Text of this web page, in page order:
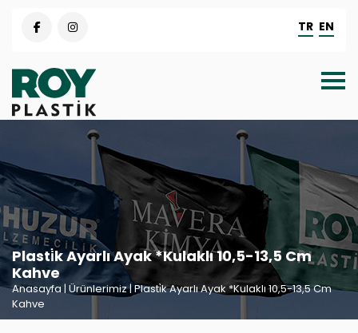
TR EN
Plasti̇k Ayarlı Ayak *Kulaklı 10,5-13,5 Cm
Kahve
Anasayfa| Ürünlerimiz | Plasti̇k Ayarlı Ayak *Kulaklı 10,5-13,5 Cm
Kahve